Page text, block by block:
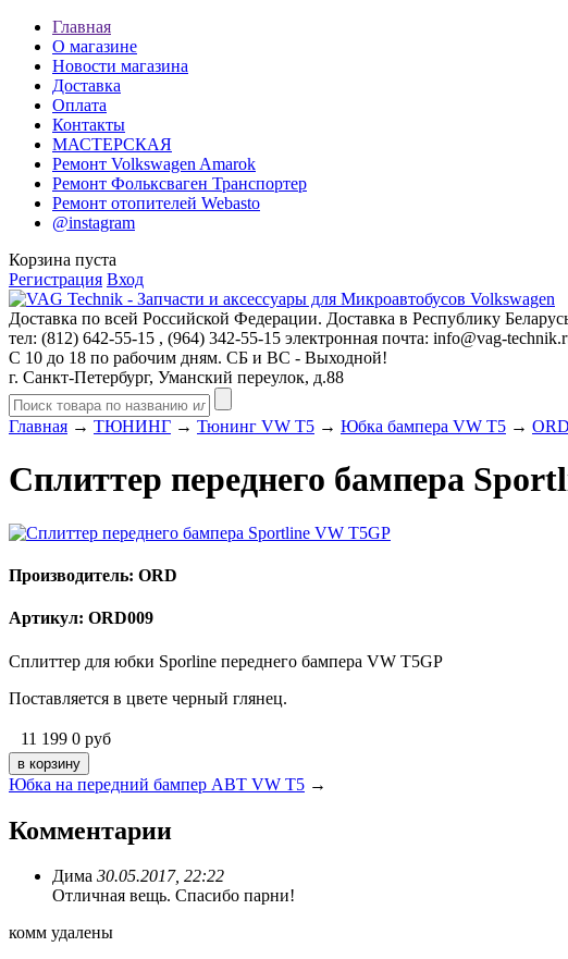
Главная
О магазине
Новости магазина
Доставка
Оплата
Контакты
МАСТЕРСКАЯ
Ремонт Volkswagen Amarok
Ремонт Фольксваген Транспортер
Ремонт отопителей Webasto
@instagram
Корзина пуста
Регистрация Вход
Доставка по всей Российской Федерации. Доставка в Республику
тел: (812) 642-55-15 , (964) 342-55-15 электронная почта: info@vag-
С 10 до 18 по рабочим дням. СБ и ВС - Выходной!
г. Санкт-Петербург, Уманский переулок, д.88
Главная → ТЮНИНГ → Тюнинг VW T5 → Юбка бампера VW T5 → ORD
Сплиттер переднего бампера
Производитель: ORD
Артикул: ORD009
Сплиттер для юбки Sporline переднего бампера VW T5GP
Поставляется в цвете черный глянец.
11 199 0 руб
Юбка на передний бампер ABT VW T5 →
Комментарии
Дима 30.05.2017, 22:22
Отличная вещь. Спасибо парни!
комм удалены